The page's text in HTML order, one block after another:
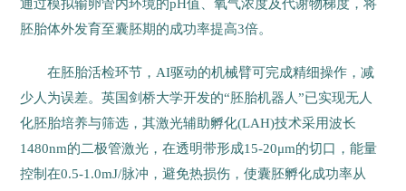
通过模拟输卵管内环境的pH值、氧气浓度及代谢物梯度，将
胚胎体外发育至囊胚期的成功率提高3倍。
在胚胎活检环节，AI驱动的机械臂可完成精细操作，减
少人为误差。英国剑桥大学开发的“胚胎机器人”已实现无人
化胚胎培养与筛选，其激光辅助孵化(LAH)技术采用波长
1480nm的二极管激光，在透明带形成15-20μm的切口，能量
控制在0.5-1.0mJ/脉冲，避免热损伤，使囊胚孵化成功率从